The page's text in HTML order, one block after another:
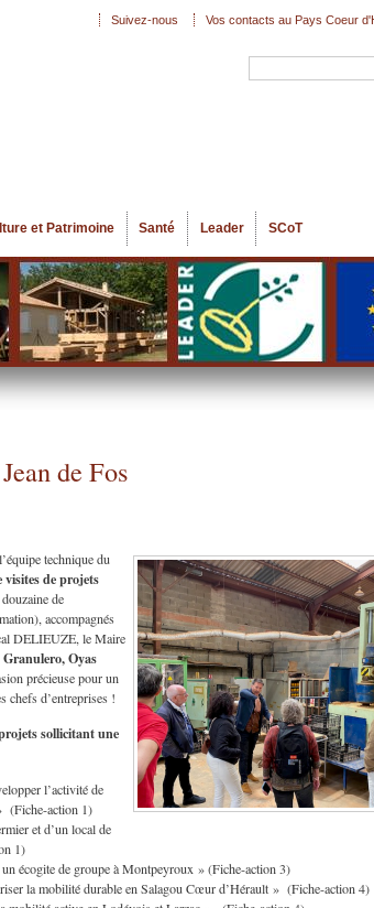
et Patrimoine Santé Leader SCoT
Suivez-nous Vos contacts au Pays Coeur
de Fos
technique du
visites de projets
de
accompagnés
DELIEUZE, le Maire
Granulero, Oyas
précieuse pour un
chefs d’entreprises !
sollicitant une
l’activité de
(Fiche-action 1)
et d’un local de
1)
écogite de groupe à Montpeyroux » (Fiche-action 3)
la mobilité durable en Salagou Cœur d’Hérault » (Fiche-action 4)